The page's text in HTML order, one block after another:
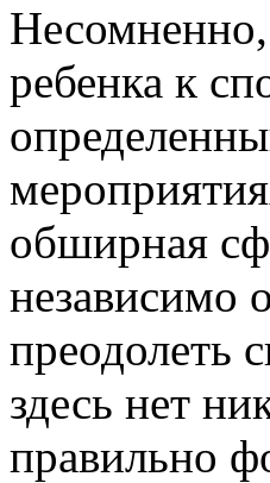
ребенка к
обширная
независимо
преодолеть
здесь нет
правильно